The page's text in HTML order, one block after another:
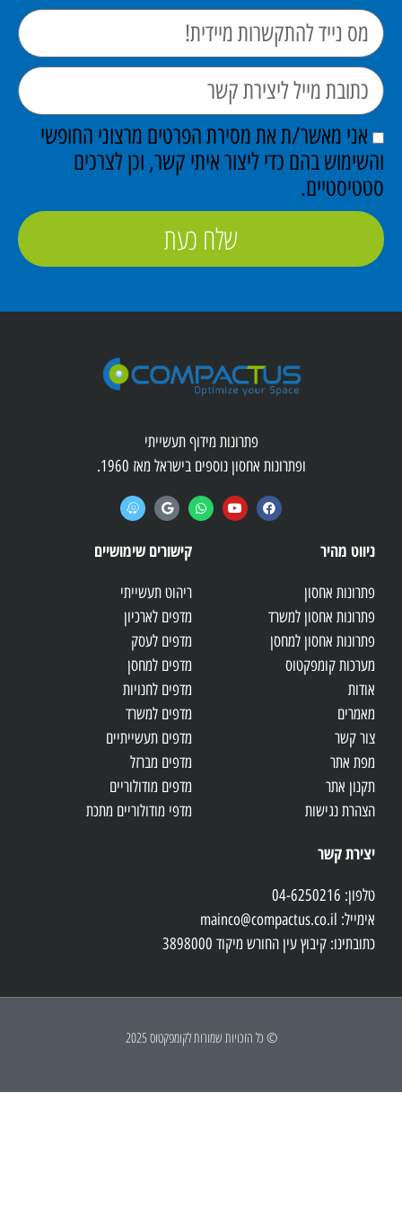
אני מאשר/ת את מסירת הפרטים מרצוני החופשי
בהם כדי ליצור איתי קשר, וכן לצרכים
שלח כעת
פתרונות מידוף תעשייתי
ופתרונות אחסון נוספים בישראל מאז 1960.
ניווט מהיר
פתרונות אחסון
פתרונות אחסון למשרד
פתרונות אחסון למחסן
מערכות קומפקטוס
מאמרים
צור קשר
מפת אתר
תקנון אתר
הצהרת נגישות
קישורים שימושיים
ריהוט תעשייתי
מדפים לארכיון
מדפים לעסק
מדפים למחסן
מדפים לחנויות
מדפים למשרד
מדפים תעשייתיים
מדפים מברזל
מדפים מודולוריים
מדפי מודולוריים מתכת
יצירת קשר
טלפון: 04-6250216
אימייל: mainco@compactus.co.il
כתובתינו: קיבוץ עין החורש מיקוד 3898000
© כל הזכויות שמורות לקומפקטוס 2025